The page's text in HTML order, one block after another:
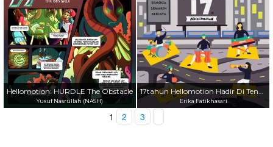
Hellomotion: HURDLE The Obstacle
Yusuf Nasrullah (NASH)
17tahun Hellomotion Hadir Di Tengah Masyarakat
Erika Fatikhasari
1 2 3